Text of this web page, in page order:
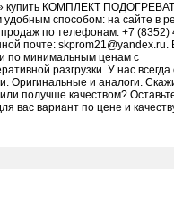
купить КОМПЛЕКТ
способом: на сайте в
по телефонам: +7 (8352)
почте: skprom21@yandex.ru.
по минимальным ценам с
разгрузки. У нас всегда
Оригинальные и аналоги.
получше качеством?
вас вариант по цене и